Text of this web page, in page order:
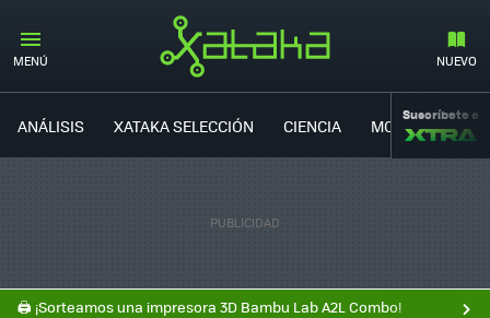
MENÚ NUEVO
ANÁLISIS XATAKA SELECCIÓN CIENCIA MOVILIDAD
Suscríbete a
🖨️ ¡Sorteamos una impresora 3D Bambu Lab A2L Combo!